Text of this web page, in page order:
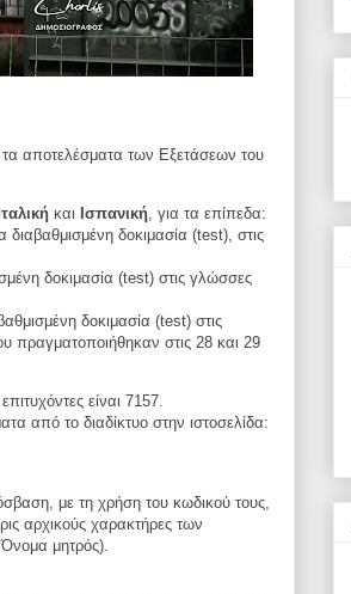
αποτελέσματα των Εξετάσεων του
και Ισπανική , για τα επίπεδα:
δοκιμασία (test), στις
δοκιμασία (test) στις γλώσσες
δοκιμασία (test) στις
πραγματοποιήθηκαν στις 28 και 29
είναι 7157.
από το διαδίκτυο στην ιστοσελίδα:
με τη χρήση του κωδικού τους,
αρχικούς χαρακτήρες των
μητρός).